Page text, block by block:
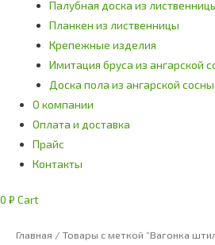
Палубная доска из
Планкен из лиственницы
Крепежные изделия
Имитация бруса из ангарской
Доска пола из ангарской сосны
О компании
Оплата и доставка
Прайс
Контакты
0 ₽ Cart
Главная / Товары с меткой “Вагонка